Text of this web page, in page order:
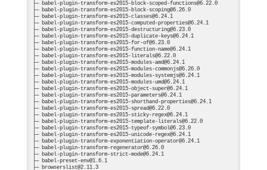
├─ babel-plugin-transform-es2015-block-scoped-functions@6.22.0
├─ babel-plugin-transform-es2015-block-scoping@6.26.0
├─ babel-plugin-transform-es2015-classes@6.24.1
├─ babel-plugin-transform-es2015-computed-properties@6.24.1
├─ babel-plugin-transform-es2015-destructuring@6.23.0
├─ babel-plugin-transform-es2015-duplicate-keys@6.24.1
├─ babel-plugin-transform-es2015-for-of@6.23.0
├─ babel-plugin-transform-es2015-function-name@6.24.1
├─ babel-plugin-transform-es2015-literals@6.22.0
├─ babel-plugin-transform-es2015-modules-amd@6.24.1
├─ babel-plugin-transform-es2015-modules-commonjs@6.26.0
├─ babel-plugin-transform-es2015-modules-systemjs@6.24.1
├─ babel-plugin-transform-es2015-modules-umd@6.24.1
├─ babel-plugin-transform-es2015-object-super@6.24.1
├─ babel-plugin-transform-es2015-parameters@6.24.1
├─ babel-plugin-transform-es2015-shorthand-properties@6.24.1
├─ babel-plugin-transform-es2015-spread@6.22.0
├─ babel-plugin-transform-es2015-sticky-regex@6.24.1
├─ babel-plugin-transform-es2015-template-literals@6.22.0
├─ babel-plugin-transform-es2015-typeof-symbol@6.23.0
├─ babel-plugin-transform-es2015-unicode-regex@6.24.1
├─ babel-plugin-transform-exponentiation-operator@6.24.1
├─ babel-plugin-transform-regenerator@6.26.0
├─ babel-plugin-transform-strict-mode@6.24.1
├─ babel-preset-env@1.6.1
├─ browserslist@2.11.3